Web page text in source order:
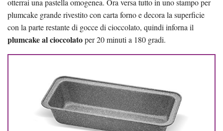
otterrai una pastella omogenea. Ora versa tutto in uno stampo per
plumcake grande rivestito con carta forno e decora la superficie
con la parte restante di gocce di cioccolato, quindi inforna il
plumcake al cioccolatoper 20 minuti a 180 gradi.